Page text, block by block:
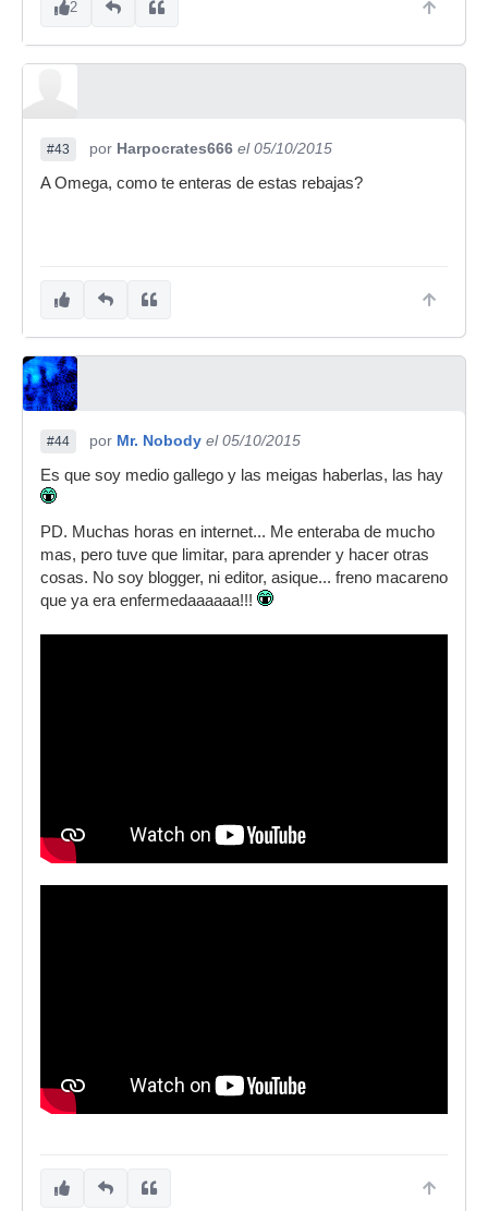
2
#43 por Harpocrates666 el 05/10/2015
A Omega, como te enteras de estas rebajas?
#44 por Mr. Nobody el 05/10/2015
Es que soy medio gallego y las meigas haberlas, las hay
PD. Muchas horas en internet... Me enteraba de mucho
mas, pero tuve que limitar, para aprender y hacer otras
cosas. No soy blogger, ni editor, asique... freno macareno
que ya era enfermedaaaaaa!!!